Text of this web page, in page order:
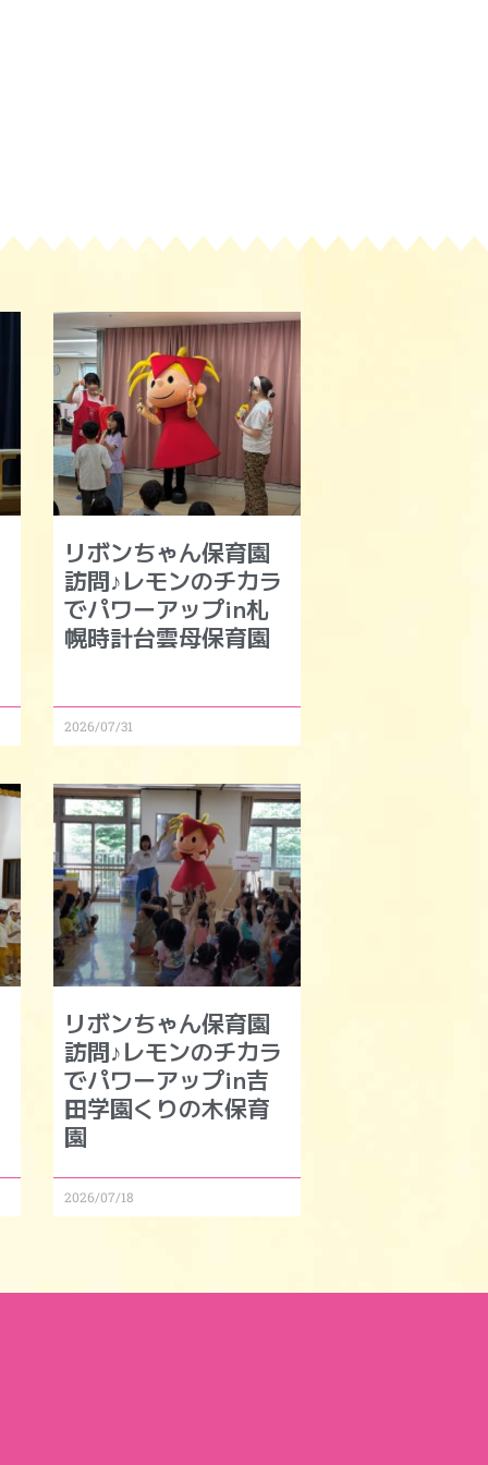
リボンちゃん保育園
訪問♪レモンのチカラ
でパワーアップin札
幌時計台雲母保育園
2026/07/31
リボンちゃん保育園
訪問♪レモンのチカラ
でパワーアップin吉
田学園くりの木保育
園
2026/07/18